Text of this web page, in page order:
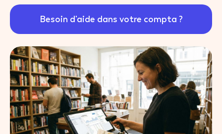
Besoin d'aide dans votre compta ?